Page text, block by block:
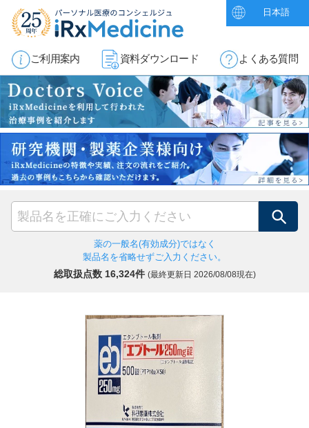
日本語
ご利用案内 資料ダウンロード よくある質問
検索
薬の一般名(有効成分)ではなく
製品名を省略せずご入力ください。
総取扱点数 16,324件 (最終更新日 2026/08/08現在)